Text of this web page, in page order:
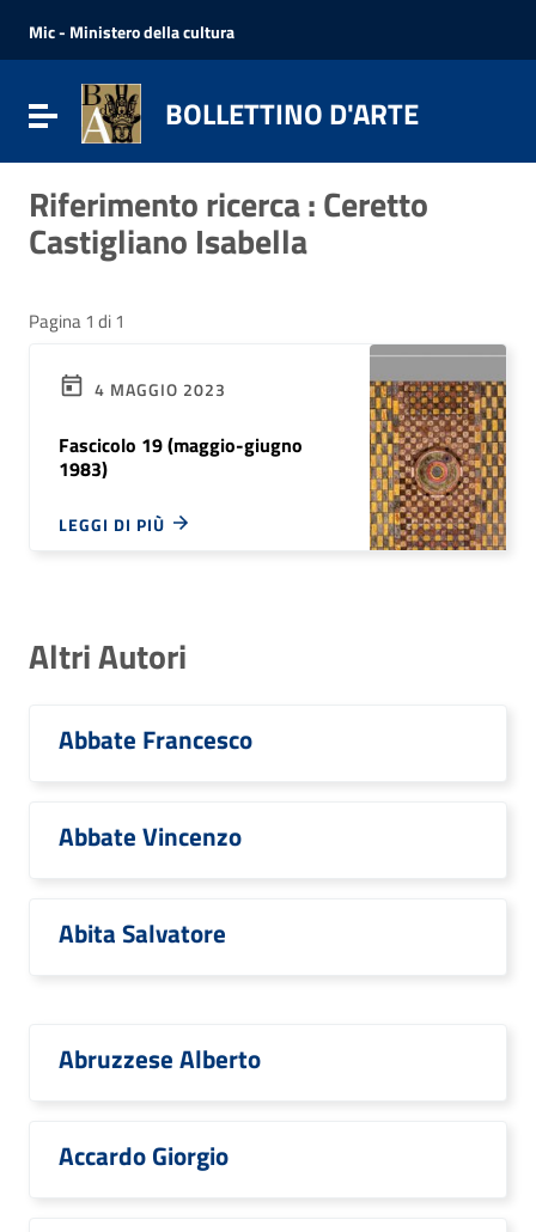
Vai al menu di navigazione
Vai al footer
Mic - Ministero della cultura
Attiva / disattiva la navigazione
BOLLETTINO D'ARTE
Riferimento ricerca : Ceretto
Castigliano Isabella
Pagina 1 di 1
4 MAGGIO 2023
Fascicolo 19 (maggio-giugno
1983)
LEGGI DI PIÙ
Altri Autori
Abbate Francesco
Abbate Vincenzo
Abita Salvatore
Abruzzese Alberto
Accardo Giorgio